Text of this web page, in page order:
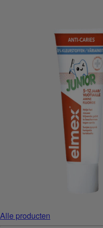
Alle producten